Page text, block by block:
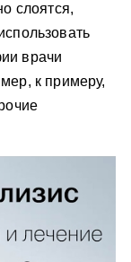
слоятся,
врачи
к примеру,